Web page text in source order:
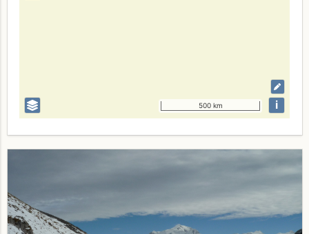
500 km i